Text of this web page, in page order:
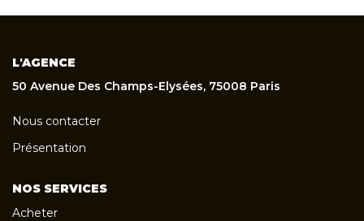
L'AGENCE
50 Avenue Des Champs-Elysées, 75008 Paris
Nous contacter
Présentation
NOS SERVICES
Acheter